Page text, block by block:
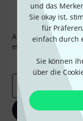
und das
Sie okay ist,
für
einfach durch
Sie können
über die
Abonniere den
etwas Glück einen
Inspirierende
E-Mail-Adresse*